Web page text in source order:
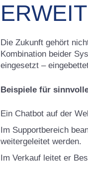
Die Zukunft gehört
Kombination beider
eingesetzt –
Beispiele für
Ein Chatbot auf der
Im Supportbereich
weitergeleitet werden.
Im Verkauf leitet er